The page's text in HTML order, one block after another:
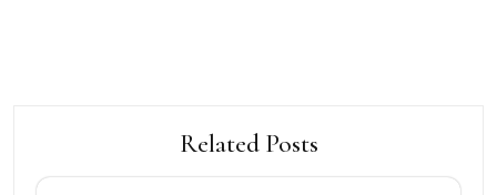
Related Posts